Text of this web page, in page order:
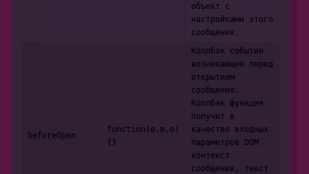
объект с
настройками этого
сообщения.
beforeOpen
function(e,m,o)
{}
Коллбэк событие
возникающее перед
открытием
сообщения.
Коллбэк функция
получит в
качестве входных
параметров DOM
контекст
сообщения, текст